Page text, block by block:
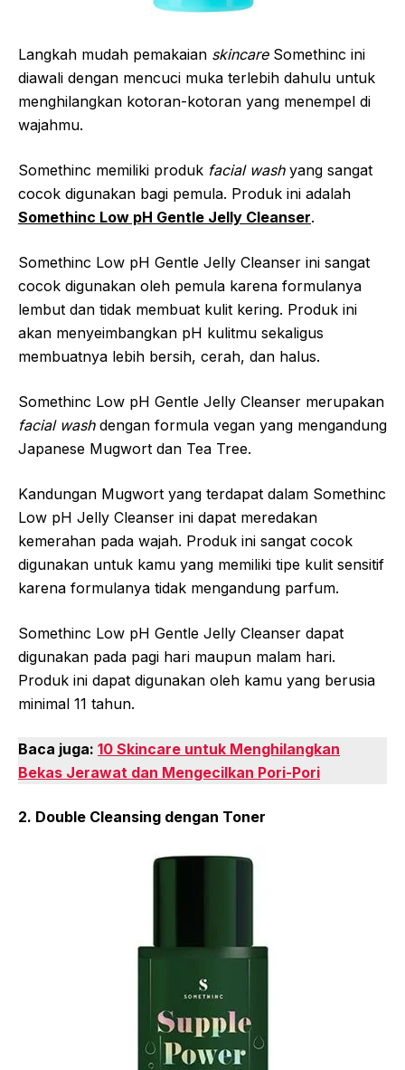
Langkah mudah pemakaian skincare Somethinc ini
diawali dengan mencuci muka terlebih dahulu untuk
menghilangkan kotoran-kotoran yang menempel di
wajahmu.
Somethinc memiliki produk facial wash yang sangat
cocok digunakan bagi pemula. Produk ini adalah
Somethinc Low pH Gentle Jelly Cleanser.
Somethinc Low pH Gentle Jelly Cleanser ini sangat
cocok digunakan oleh pemula karena formulanya
lembut dan tidak membuat kulit kering. Produk ini
akan menyeimbangkan pH kulitmu sekaligus
membuatnya lebih bersih, cerah, dan halus.
Somethinc Low pH Gentle Jelly Cleanser merupakan
facial wash dengan formula vegan yang mengandung
Japanese Mugwort dan Tea Tree.
Kandungan Mugwort yang terdapat dalam Somethinc
Low pH Jelly Cleanser ini dapat meredakan
kemerahan pada wajah. Produk ini sangat cocok
digunakan untuk kamu yang memiliki tipe kulit sensitif
karena formulanya tidak mengandung parfum.
Somethinc Low pH Gentle Jelly Cleanser dapat
digunakan pada pagi hari maupun malam hari.
Produk ini dapat digunakan oleh kamu yang berusia
minimal 11 tahun.
Baca juga: 10 Skincare untuk Menghilangkan
Bekas Jerawat dan Mengecilkan Pori-Pori
2. Double Cleansing dengan Toner